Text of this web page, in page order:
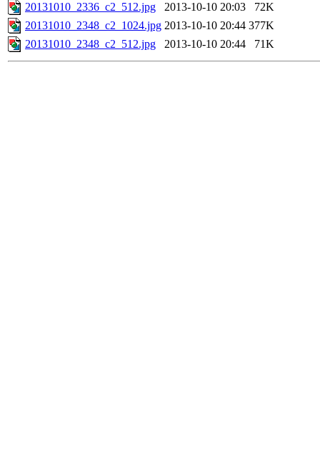
20131010_2336_c2_512.jpg
2013-10-10 20:03
72K
20131010_2348_c2_1024.jpg 2013-10-10 20:44 377K
20131010_2348_c2_512.jpg
2013-10-10 20:44 71K